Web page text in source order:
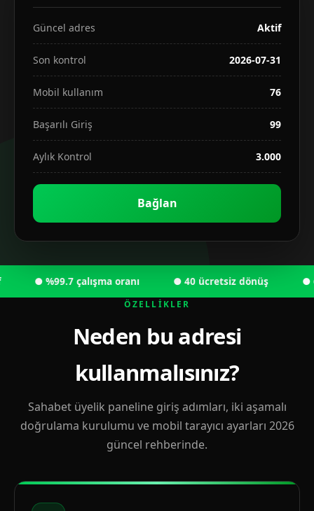
Güncel adres Aktif
Son kontrol 2026-07-31
Mobil kullanım 76
Başarılı Giriş 99
Aylık Kontrol 3.000
Bağlan
● %99.7 çalışma oranı ● 40 ücretsiz dönüş ●
ÖZELLIKLER
Neden bu adresi
kullanmalısınız?
Sahabet üyelik paneline giriş adımları, iki aşamalı
doğrulama kurulumu ve mobil tarayıcı ayarları 2026
güncel rehberinde.